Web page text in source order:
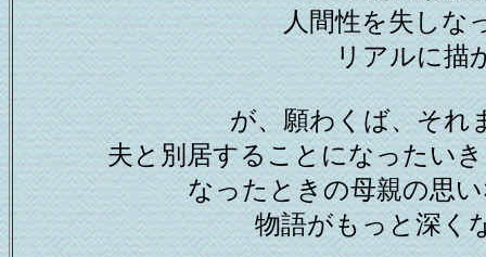
人間性を失しな
リアルに描
が、願わくば、それ
夫と別居することになったい
なったときの母親の思
物語がもっと深く